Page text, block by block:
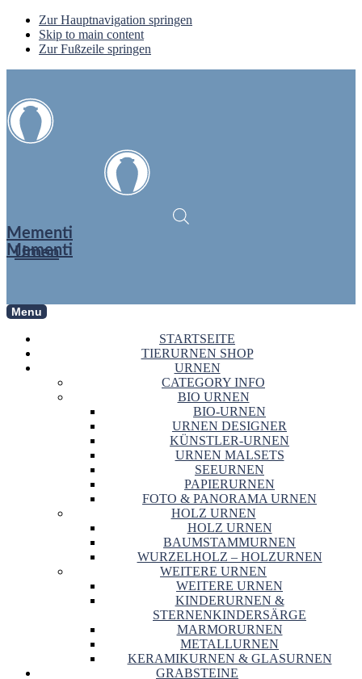
Zur Hauptnavigation springen
Skip to main content
Zur Fußzeile springen
Mementi
Urnen
Mementi
Menu
STARTSEITE
TIERURNEN SHOP
URNEN
CATEGORY INFO
BIO URNEN
BIO-URNEN
URNEN DESIGNER
KÜNSTLER-URNEN
URNEN MALSETS
SEEURNEN
PAPIERURNEN
FOTO & PANORAMA URNEN
HOLZ URNEN
HOLZ URNEN
BAUMSTAMMURNEN
WURZELHOLZ – HOLZURNEN
WEITERE URNEN
WEITERE URNEN
KINDERURNEN &
STERNENKINDERSÄRGE
MARMORURNEN
METALLURNEN
KERAMIKURNEN & GLASURNEN
GRABSTEINE